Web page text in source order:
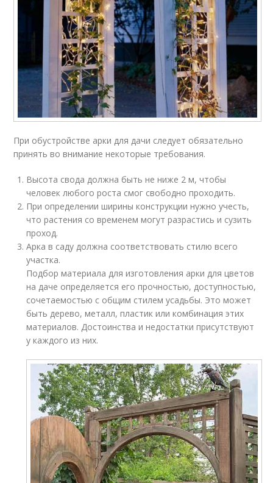
При обустройстве арки для дачи следует обязательно
принять во внимание некоторые требования.
Высота свода должна быть не ниже 2 м, чтобы
человек любого роста смог свободно проходить.
При определении ширины конструкции нужно учесть,
что растения со временем могут разрастись и сузить
проход.
Арка в саду должна соответствовать стилю всего
участка.
Подбор материала для изготовления арки для цветов
на даче определяется его прочностью, доступностью,
сочетаемостью с общим стилем усадьбы. Это может
быть дерево, металл, пластик или комбинация этих
материалов. Достоинства и недостатки присутствуют
у каждого из них.